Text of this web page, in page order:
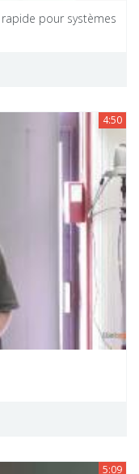
pour systèmes
4:50
5:09